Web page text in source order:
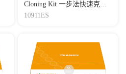
Cloning Kit 一步法快速克隆
试剂盒
10911ES